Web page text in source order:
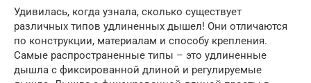
Удивилась, когда узнала, сколько существует
различных типов удлиненных дышел! Они отличаются
по конструкции, материалам и способу крепления.
Самые распространенные типы – это удлиненные
дышла с фиксированной длиной и регулируемые